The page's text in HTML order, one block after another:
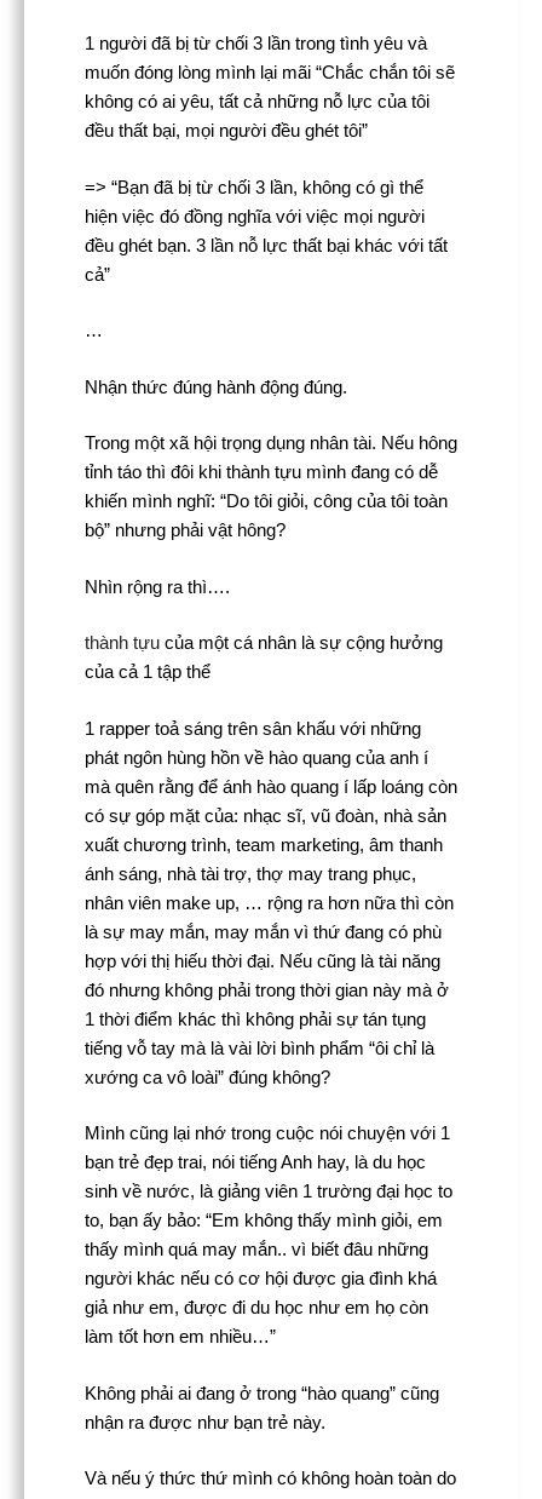
1 người đã bị từ chối 3 lần trong tình yêu và
muốn đóng lòng mình lại mãi “Chắc chắn tôi sẽ
không có ai yêu, tất cả những nỗ lực của tôi
đều thất bại, mọi người đều ghét tôi”
=> “Bạn đã bị từ chối 3 lần, không có gì thể
hiện việc đó đồng nghĩa với việc mọi người
đều ghét bạn. 3 lần nỗ lực thất bại khác với tất
cả”
…
Nhận thức đúng hành động đúng.
Trong một xã hội trọng dụng nhân tài. Nếu hông
tỉnh táo thì đôi khi thành tựu mình đang có dễ
khiến mình nghĩ: “Do tôi giỏi, công của tôi toàn
bộ” nhưng phải vật hông?
Nhìn rộng ra thì….
thành tựu của một cá nhân là sự cộng hưởng
của cả 1 tập thể
1 rapper toả sáng trên sân khấu với những
phát ngôn hùng hồn về hào quang của anh í
mà quên rằng để ánh hào quang í lấp loáng còn
có sự góp mặt của: nhạc sĩ, vũ đoàn, nhà sản
xuất chương trình, team marketing, âm thanh
ánh sáng, nhà tài trợ, thợ may trang phục,
nhân viên make up, … rộng ra hơn nữa thì còn
là sự may mắn, may mắn vì thứ đang có phù
hợp với thị hiếu thời đại. Nếu cũng là tài năng
đó nhưng không phải trong thời gian này mà ở
1 thời điểm khác thì không phải sự tán tụng
tiếng vỗ tay mà là vài lời bình phẩm “ôi chỉ là
xướng ca vô loài” đúng không?
Mình cũng lại nhớ trong cuộc nói chuyện với 1
bạn trẻ đẹp trai, nói tiếng Anh hay, là du học
sinh về nước, là giảng viên 1 trường đại học to
to, bạn ấy bảo: “Em không thấy mình giỏi, em
thấy mình quá may mắn.. vì biết đâu những
người khác nếu có cơ hội được gia đình khá
giả như em, được đi du học như em họ còn
làm tốt hơn em nhiều…”
Không phải ai đang ở trong “hào quang” cũng
nhận ra được như bạn trẻ này.
Và nếu ý thức thứ mình có không hoàn toàn do